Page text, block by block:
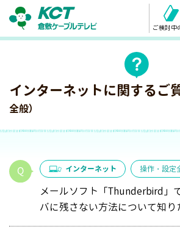
ご検討中
インターネットに関するご
全般）
インターネット 操作・設定
メールソフト「Thunderbird」
バに残さない方法について知り